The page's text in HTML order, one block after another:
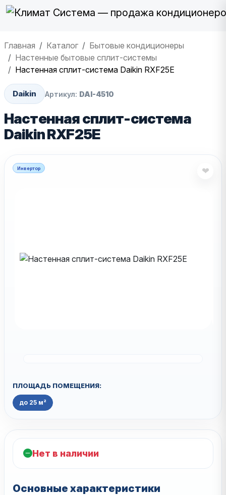
Главная Каталог
Бытовые кондиционеры
Настенные бытовые сплит-системы
Настенная сплит-система Daikin RXF25E
Daikin Артикул: DAI-4510
Настенная сплит-система
Daikin RXF25E
Инвертор ❤
ПЛОЩАДЬ ПОМЕЩЕНИЯ:
до 25 м²
Нет в наличии
Основные характеристики